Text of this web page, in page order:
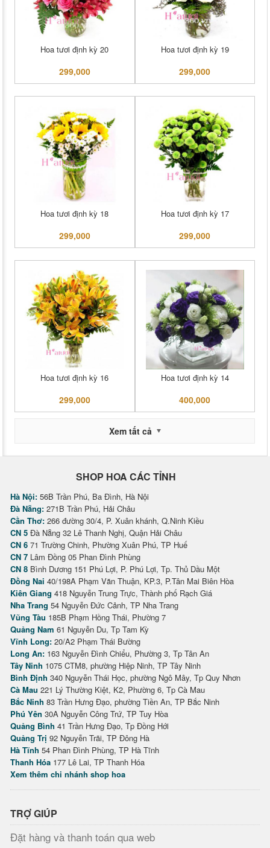
Hoa tươi định kỳ 20
299,000
Hoa tươi định kỳ 19
299,000
Hoa tươi định kỳ 18
299,000
Hoa tươi định kỳ 17
299,000
Hoa tươi định kỳ 16
299,000
Hoa tươi định kỳ 14
400,000
Xem tất cả
SHOP HOA CÁC TỈNH
Hà Nội: 56B Trần Phú, Ba Đình, Hà Nội
Đà Nẵng: 271B Trần Phú, Hải Châu
Cần Thơ: 266 đường 30/4, P. Xuân khánh, Q.Ninh Kiều
CN 5 Đà Nẵng 32 Lê Thanh Nghị, Quận Hải Châu
CN 6 71 Trường Chinh, Phường Xuân Phú, TP Huế
CN 7 Lâm Đồng 05 Phan Đình Phùng
CN 8 Bình Dương 151 Phú Lợi, P. Phú Lợi, Tp. Thủ Dầu Một
Đồng Nai 40/198A Phạm Văn Thuận, KP.3, P.Tân Mai Biên Hòa
Kiên Giang 418 Nguyễn Trung Trực, Thành phố Rạch Giá
Nha Trang 54 Nguyễn Đức Cảnh, TP Nha Trang
Vũng Tàu 185B Phạm Hồng Thái, Phường 7
Quảng Nam 61 Nguyễn Du, Tp Tam Kỳ
Vĩnh Long: 20/A2 Phạm Thái Bường
Long An: 163 Nguyễn Đình Chiểu, Phường 3, Tp Tân An
Tây Ninh 1075 CTM8, phường Hiệp Ninh, TP Tây Ninh
Bình Định 340 Nguyễn Thái Học, phường Ngô Mây, Tp Quy Nhơn
Cà Mau 221 Lý Thường Kiệt, K2, Phường 6, Tp Cà Mau
Bắc Ninh 83 Trần Hưng Đạo, phường Tiền An, TP Bắc Ninh
Phú Yên 30A Nguyễn Công Trứ, TP Tuy Hòa
Quảng Bình 41 Trần Hưng Đạo, Tp Đồng Hới
Quảng Trị 92 Nguyễn Trãi, TP Đông Hà
Hà Tĩnh 54 Phan Đình Phùng, TP Hà Tĩnh
Thanh Hóa 177 Lê Lai, TP Thanh Hóa
Xem thêm chi nhánh shop hoa
TRỢ GIÚP
Đặt hàng và thanh toán qua web